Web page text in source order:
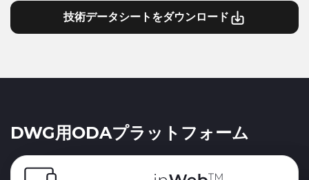
技術データシートをダウンロード
DWG用ODAプラットフォーム